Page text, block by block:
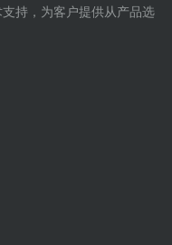
持，为客户提供从产品选